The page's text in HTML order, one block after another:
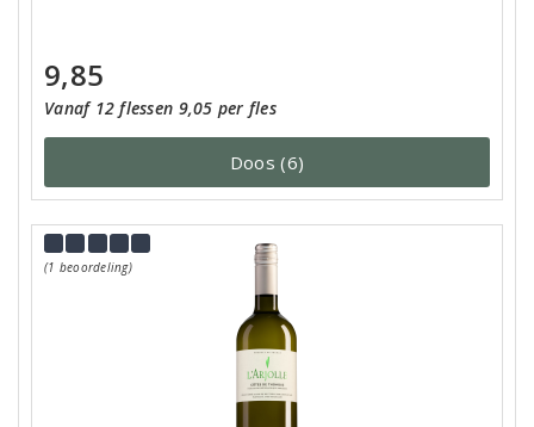
9,85
Vanaf 12 flessen 9,05 per fles
Doos (6)
(1 beoordeling)